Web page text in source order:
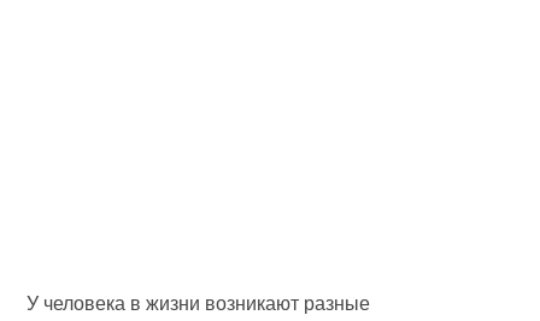
У человека в жизни возникают разные